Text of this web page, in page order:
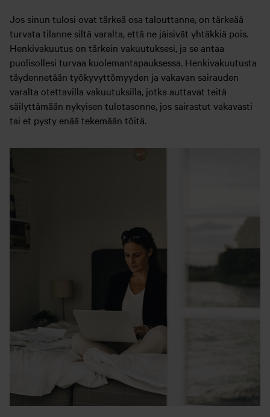
Jos sinun tulosi ovat tärkeä osa talouttanne, on tärkeää
turvata tilanne siltä varalta, että ne jäisivät yhtäkkiä pois.
Henkivakuutus on tärkein vakuutuksesi, ja se antaa
puolisollesi turvaa kuolemantapauksessa. Henkivakuutusta
täydennetään työkyvyttömyyden ja vakavan sairauden
varalta otettavilla vakuutuksilla, jotka auttavat teitä
säilyttämään nykyisen tulotasonne, jos sairastut vakavasti
tai et pysty enää tekemään töitä.